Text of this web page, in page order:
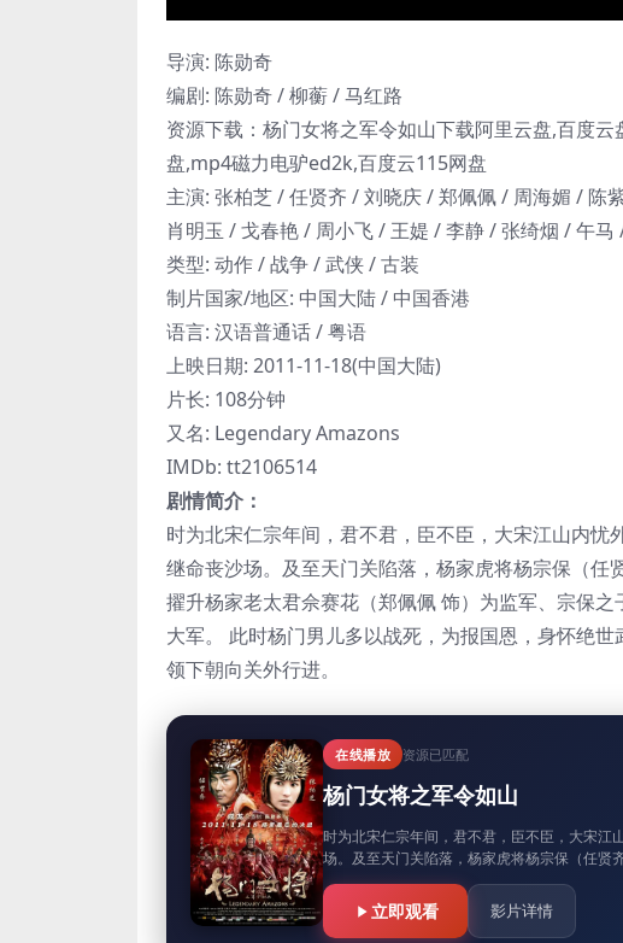
导演: 陈勋奇
编剧: 陈勋奇 / 柳蘅 / 马红路
资源下载：杨门女将之军令如山下载阿里云盘,百度
盘,mp4磁力电驴ed2k,百度云115网盘
主演: 张柏芝 / 任贤齐 / 刘晓庆 / 郑佩佩 / 周海媚 /
肖明玉 / 戈春艳 / 周小飞 / 王媞 / 李静 / 张绮烟 / 午
类型: 动作 / 战争 / 武侠 / 古装
制片国家/地区: 中国大陆 / 中国香港
语言: 汉语普通话 / 粤语
上映日期: 2011-11-18(中国大陆)
片长: 108分钟
又名: Legendary Amazons
IMDb: tt2106514
剧情简介：
时为北宋仁宗年间，君不君，臣不臣，大宋江山内
继命丧沙场。及至天门关陷落，杨家虎将杨宗保（
擢升杨家老太君佘赛花（郑佩佩 饰）为监军、宗保
大军。 此时杨门男儿多以战死，为报国恩，身怀绝
领下朝向关外行进。
在线播放 资源已匹配
杨门女将之军令如山
时为北宋仁宗年间，君不君，臣不臣，大宋江
场。及至天门关陷落，杨家虎将杨宗保（任贤
立即观看 影片详情